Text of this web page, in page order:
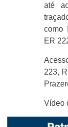
até
como
ER
223,
Vídeo